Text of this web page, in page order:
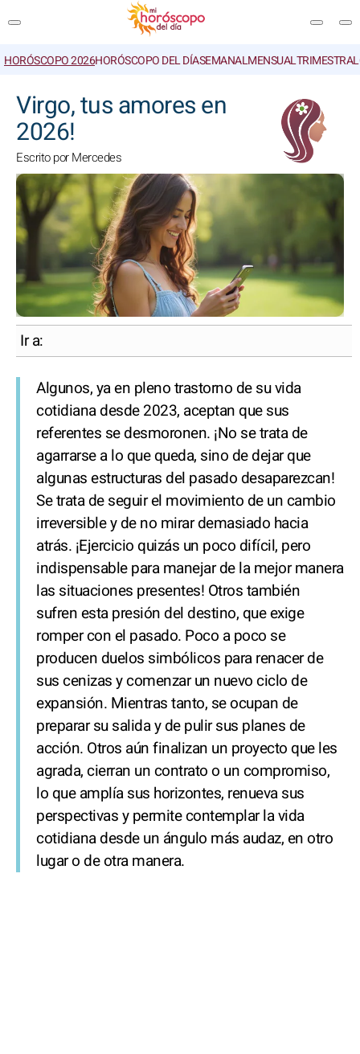
HORÓSCOPO 2026HORÓSCOPO DEL DÍASEMANALMENSUALTRIMESTRAL
Virgo, tus amores en
2026!
Escrito por Mercedes
Ir a:
Algunos, ya en pleno trastorno de su vida
cotidiana desde 2023, aceptan que sus
referentes se desmoronen. ¡No se trata de
agarrarse a lo que queda, sino de dejar que
algunas estructuras del pasado desaparezcan!
Se trata de seguir el movimiento de un cambio
irreversible y de no mirar demasiado hacia
atrás. ¡Ejercicio quizás un poco difícil, pero
indispensable para manejar de la mejor manera
las situaciones presentes! Otros también
sufren esta presión del destino, que exige
romper con el pasado. Poco a poco se
producen duelos simbólicos para renacer de
sus cenizas y comenzar un nuevo ciclo de
expansión. Mientras tanto, se ocupan de
preparar su salida y de pulir sus planes de
acción. Otros aún finalizan un proyecto que les
agrada, cierran un contrato o un compromiso,
lo que amplía sus horizontes, renueva sus
perspectivas y permite contemplar la vida
cotidiana desde un ángulo más audaz, en otro
lugar o de otra manera.